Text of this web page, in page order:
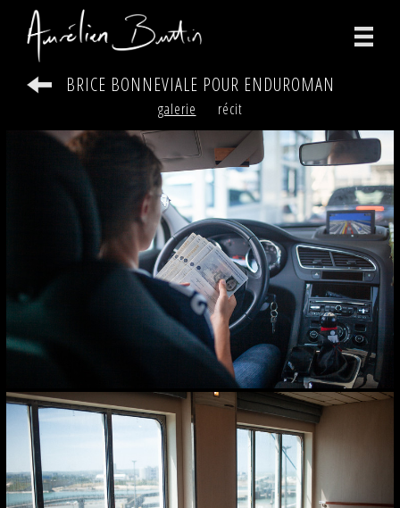
photographies
vidéos
print
bio
contact
facebook
instagram
version anglaise
BRICE BONNEVIALE POUR ENDUROMAN
galerie récit